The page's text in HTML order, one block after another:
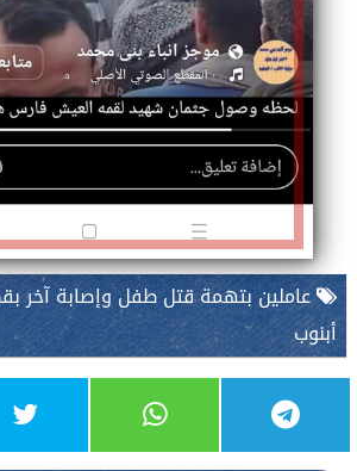
عاملين بتهمة قتل طفل وإصابة آخر
أبنوب